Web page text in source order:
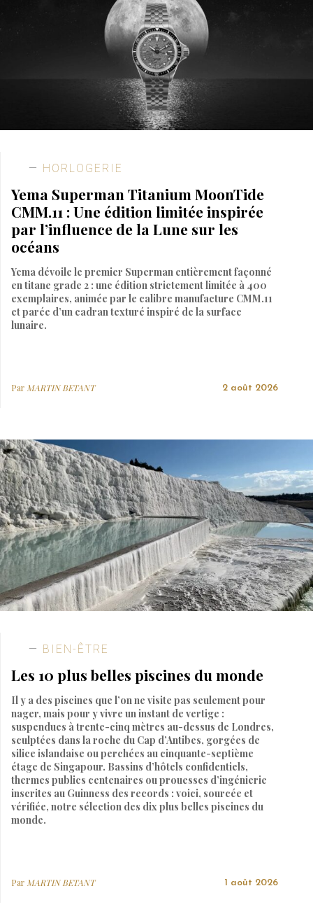
HORLOGERIE
Yema Superman Titanium MoonTide
CMM.11 : Une édition limitée inspirée
par l’influence de la Lune sur les
océans
Yema dévoile le premier Superman entièrement façonné
en titane grade 2 : une édition strictement limitée à 400
exemplaires, animée par le calibre manufacture CMM.11
et parée d’un cadran texturé inspiré de la surface
lunaire.
ParMARTIN BETANT 2 août 2026
BIEN-ÊTRE
Les 10 plus belles piscines du monde
Il y a des piscines que l’on ne visite pas seulement pour
nager, mais pour y vivre un instant de vertige :
suspendues à trente-cinq mètres au-dessus de Londres,
sculptées dans la roche du Cap d’Antibes, gorgées de
silice islandaise ou perchées au cinquante-septième
étage de Singapour. Bassins d’hôtels confidentiels,
thermes publics centenaires ou prouesses d’ingénierie
inscrites au Guinness des records : voici, sourcée et
vérifiée, notre sélection des dix plus belles piscines du
monde.
Par MARTIN BETANT 1 août 2026